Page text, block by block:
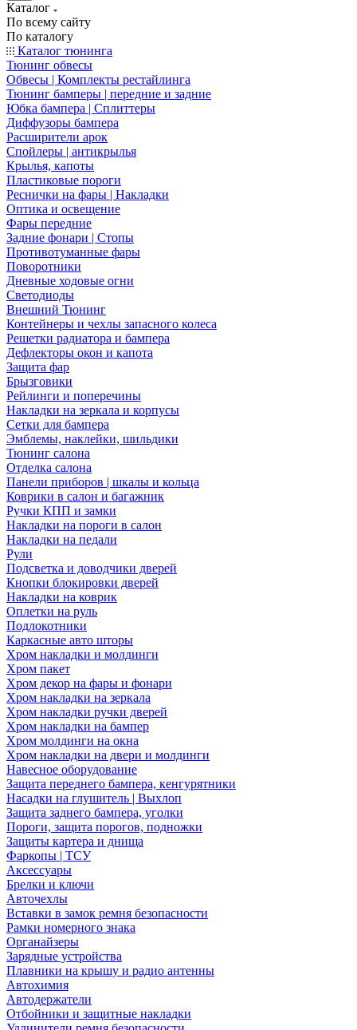
Каталог
По всему сайту
По каталогу
Каталог тюнинга
Тюнинг обвесы
Обвесы | Комплекты рестайлинга
Тюнинг бамперы | передние и задние
Юбка бампера | Сплиттеры
Диффузоры бампера
Расширители арок
Спойлеры | антикрылья
Крылья, капоты
Пластиковые пороги
Реснички на фары | Накладки
Оптика и освещение
Фары передние
Задние фонари | Стопы
Противотуманные фары
Поворотники
Дневные ходовые огни
Светодиоды
Внешний Тюнинг
Контейнеры и чехлы запасного колеса
Решетки радиатора и бампера
Дефлекторы окон и капота
Защита фар
Брызговики
Рейлинги и поперечины
Накладки на зеркала и корпусы
Сетки для бампера
Эмблемы, наклейки, шильдики
Тюнинг салона
Отделка салона
Панели приборов | шкалы и кольца
Коврики в салон и багажник
Ручки КПП и замки
Накладки на пороги в салон
Накладки на педали
Рули
Подсветка и доводчики дверей
Кнопки блокировки дверей
Накладки на коврик
Оплетки на руль
Подлокотники
Каркасные авто шторы
Хром накладки и молдинги
Хром пакет
Хром декор на фары и фонари
Хром накладки на зеркала
Хром накладки ручки дверей
Хром накладки на бампер
Хром молдинги на окна
Хром накладки на двери и молдинги
Навесное оборудование
Защита переднего бампера, кенгурятники
Насадки на глушитель | Выхлоп
Защита заднего бампера, уголки
Пороги, защита порогов, подножки
Защиты картера и днища
Фаркопы | ТСУ
Аксессуары
Брелки и ключи
Авточехлы
Вставки в замок ремня безопасности
Рамки номерного знака
Органайзеры
Зарядные устройства
Плавники на крышу и радио антенны
Автохимия
Автодержатели
Отбойники и защитные накладки